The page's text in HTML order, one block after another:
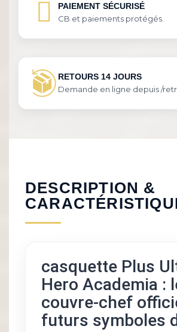
PAIEMENT SÉCURISÉ
CB et paiements protégés.
RETOURS 14 JOURS
Demande en ligne depuis /
DESCRIPTION &
casquette Plus
Hero Academia :
couvre-chef
futurs symboles